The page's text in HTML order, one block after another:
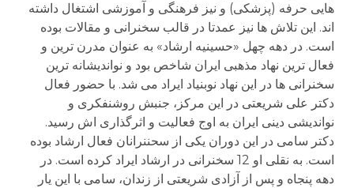
هایی حرفه (پزشکی) و نیز فرهنگی و آموزشی اشتغال داشته
اند. این تلاش ها نیز عمدتا در قالب سخنرانی و مقالات بوده
است. در دهه چهل «حسینیه ارشاد» به عنوان مدرن ترین و
فعال ترین نهاد مذهبی ایران شاخص بود و نواندیشانه ترین
سخنرانی ها در این نهاد نوبنیاد ایراد می شد. با حضور فعال
دکتر علی شریعتی در این مرکز، جنبش روشنفکری و
نواندیشی دینی ایران به اوج فعالیت و اثرگذاری اش رسید.
دکتر سامی در این دوران یکی از سحننرانان فعال ارشاد بوده
است. به نقلی او 12 سخنرانی در ارشاد ایراد کرده است. در
دهه پنجاه و پس از آزادی شریعتی از زندان، سامی با این یار